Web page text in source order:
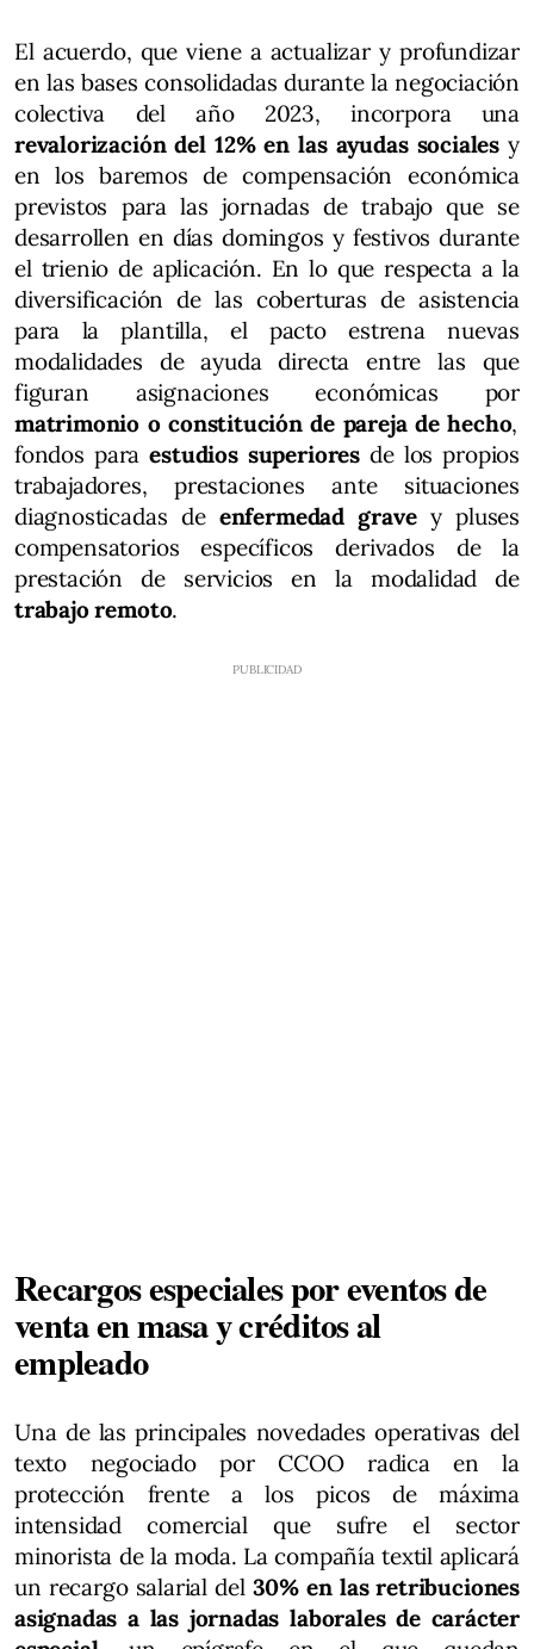
El acuerdo, que viene a actualizar y profundizar
en las bases consolidadas durante la negociación
colectiva del año 2023, incorpora una
revalorización del 12% en las ayudas socialesy
en los baremos de compensación económica
previstos para las jornadas de trabajo que se
desarrollen en días domingos y festivos durante
el trienio de aplicación. En lo que respecta a la
diversificación de las coberturas de asistencia
para la plantilla, el pacto estrena nuevas
modalidades de ayuda directa entre las que
figuran asignaciones económicas por
matrimonio o constitución de pareja de hecho,
fondos paraestudios superioresde los propios
trabajadores, prestaciones ante situaciones
diagnosticadas de enfermedad gravey pluses
compensatorios específicos derivados de la
prestación de servicios en la modalidad de
trabajo remoto.
Recargos especiales por eventos de
venta en masa y créditos al
empleado
Una de las principales novedades operativas del
texto negociado por CCOO radica en la
protección frente a los picos de máxima
intensidad comercial que sufre el sector
minorista de la moda. La compañía textil aplicará
un recargo salarial del 30% en las retribuciones
asignadas a las jornadas laborales de carácter